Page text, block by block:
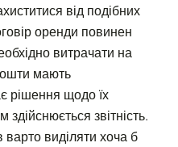
від подібних
оренди повинен
витрачати на
мають
рішення щодо їх
звітність.
варто виділяти хоча б